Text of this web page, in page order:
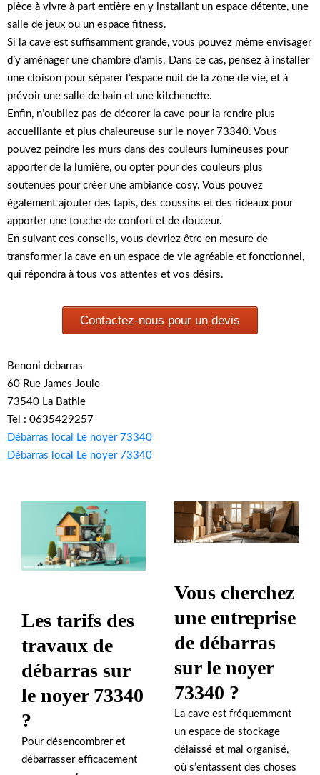
pièce à vivre à part entière en y installant un espace détente, une
salle de jeux ou un espace fitness.
Si la cave est suffisamment grande, vous pouvez même envisager
d’y aménager une chambre d’amis. Dans ce cas, pensez à installer
une cloison pour séparer l’espace nuit de la zone de vie, et à
prévoir une salle de bain et une kitchenette.
Enfin, n’oubliez pas de décorer la cave pour la rendre plus
accueillante et plus chaleureuse sur le noyer 73340. Vous
pouvez peindre les murs dans des couleurs lumineuses pour
apporter de la lumière, ou opter pour des couleurs plus
soutenues pour créer une ambiance cosy. Vous pouvez
également ajouter des tapis, des coussins et des rideaux pour
apporter une touche de confort et de douceur.
En suivant ces conseils, vous devriez être en mesure de
transformer la cave en un espace de vie agréable et fonctionnel,
qui répondra à tous vos attentes et vos désirs.
Contactez-nous pour un devis
Benoni debarras
60 Rue James Joule
73540 La Bathie
Tel : 0635429257
Débarras local Le noyer 73340
Débarras local Le noyer 73340
Les tarifs des
travaux de
débarras sur
le noyer 73340
?
Pour désencombrer et
débarrasser efficacement
Vous cherchez
une entreprise
de débarras
sur le noyer
73340 ?
La cave est fréquemment
un espace de stockage
délaissé et mal organisé,
où s’entassent des choses